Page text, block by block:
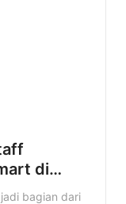
di
bagian dari